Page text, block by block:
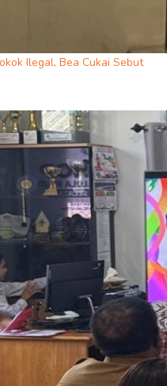
Ilegal, Bea Cukai Sebut